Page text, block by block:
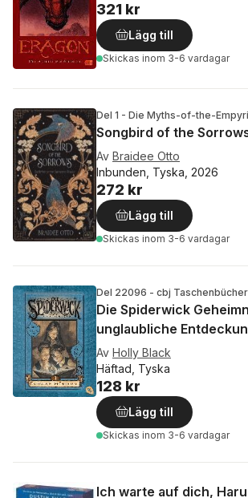
321 kr
Lägg till
Skickas inom 3-6 vardagar
Del 1 - Die Myths-of-the-
Songbird of the
Av Braidee Otto
Inbunden, Tyska, 2026
272 kr
Lägg till
Skickas inom 3-6 vardagar
Del 22096 - cbj Taschenbücher
Die Spiderwick
unglaubliche
Av Holly Black
Häftad, Tyska
128 kr
Lägg till
Skickas inom 3-6 vardagar
Ich warte auf dich, Haru